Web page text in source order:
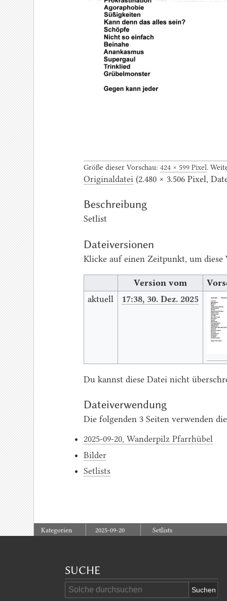
Größe dieser Vorschau: 424 × 599 Pixel.
Originaldatei (2.480 × 3.506 Pixel,
Beschreibung
Setlist
Dateiversionen
Klicke auf einen Zeitpunkt, um diese
Version vom
aktuell
17:38, 30. Dez. 2025
Du kannst diese Datei nicht
Dateiverwendung
Die folgenden 3 Seiten verwenden
2025-09-20, Wanderpilz Pfarrhübel
Bilder
Setlists
Kategorien 2025-09-20 Setlists
SUCHE